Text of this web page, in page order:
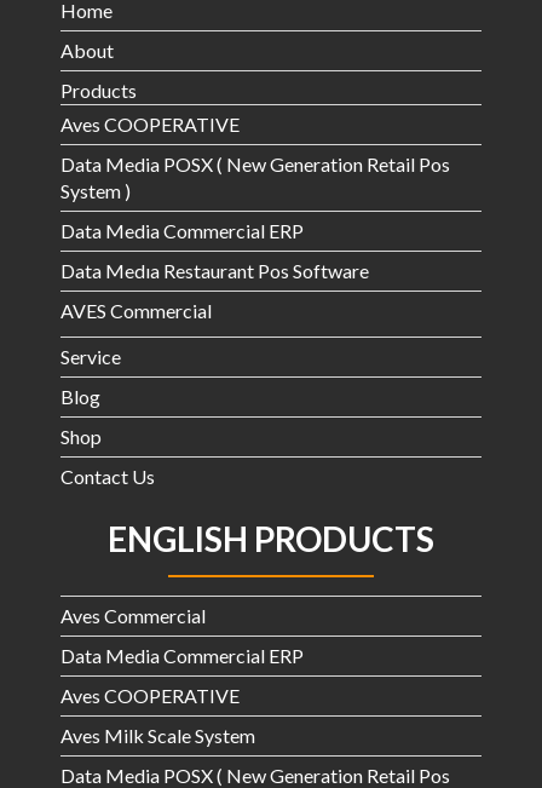
Home
About
Products
Aves COOPERATIVE
Data Media POSX ( New Generation Retail Pos
System )
Data Media Commercial ERP
Data Medıa Restaurant Pos Software
AVES Commercial
Service
Blog
Shop
Contact Us
ENGLISH PRODUCTS
Aves Commercial
Data Media Commercial ERP
Aves COOPERATIVE
Aves Milk Scale System
Data Media POSX ( New Generation Retail Pos